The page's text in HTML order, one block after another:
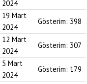
2024
19 Mart
2024
Gösterim: 398
12 Mart
2024
Gösterim: 307
5 Mart
2024
Gösterim: 179